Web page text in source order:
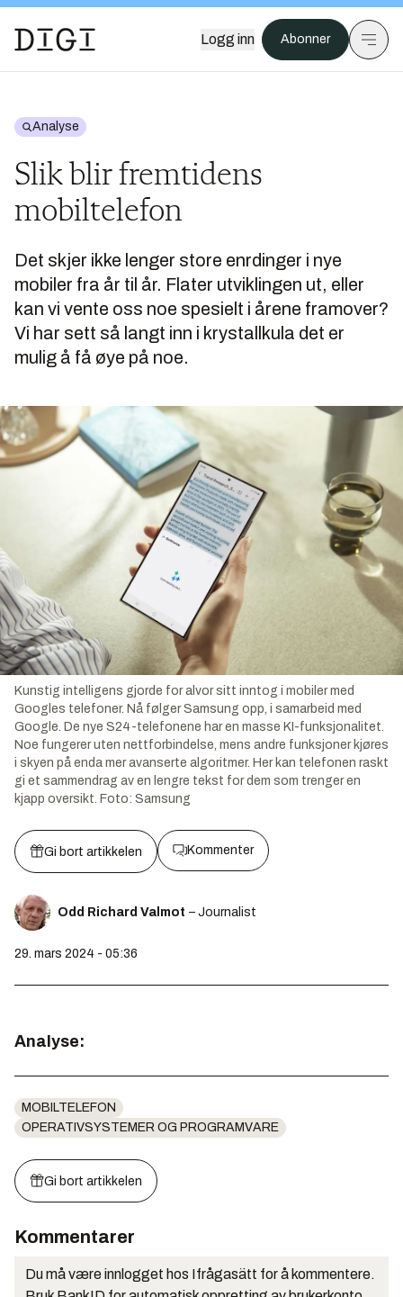
Logg inn Abonner
Analyse
Slik blir fremtidens
mobiltelefon
Det skjer ikke lenger store enrdinger i nye
mobiler fra år til år. Flater utviklingen ut, eller
kan vi vente oss noe spesielt i årene framover?
Vi har sett så langt inn i krystallkula det er
mulig å få øye på noe.
Kunstig intelligens gjorde for alvor sitt inntog i mobiler med
Googles telefoner. Nå følger Samsung opp, i samarbeid med
Google. De nye S24-telefonene har en masse KI-funksjonalitet.
Noe fungerer uten nettforbindelse, mens andre funksjoner kjøres
i skyen på enda mer avanserte algoritmer. Her kan telefonen raskt
gi et sammendrag av en lengre tekst for dem som trenger en
kjapp oversikt. Foto: Samsung
Gi bort artikkelen Kommenter
Odd Richard Valmot – Journalist
29. mars 2024 - 05:36
Analyse:
MOBILTELEFON
OPERATIVSYSTEMER OG PROGRAMVARE
Gi bort artikkelen
Kommentarer
Du må være innlogget hos Ifrågasätt for å kommentere.